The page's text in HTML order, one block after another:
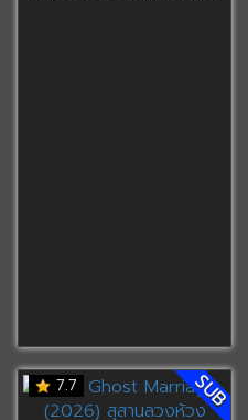
7.7 SUB